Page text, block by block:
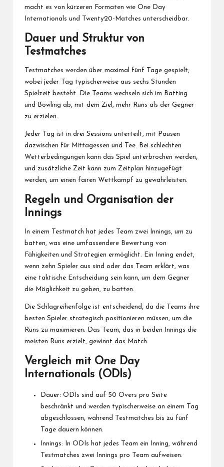
macht es von kürzeren Formaten wie One Day
International s und Twenty20-Matches unterscheidbar.
Dauer und Struktur von
Testmatches
Testmatches werden über maximal fünf Tage gespielt,
wobei jeder Tag typischerweise aus sechs Stunden
Spielzeit besteht. Die Teams wechseln sich im Batting
und Bowling ab, mit dem Ziel, mehr Runs als der Gegner
zu erzielen.
Jeder Tag ist in drei Sessions unterteilt, mit Pausen
dazwischen für Mittagessen und Tee. Bei schlechten
Wetterbedingungen kann das Spiel unterbrochen werden,
und zusätzliche Zeit kann zum Zeitplan hinzugefügt
werden, um einen fairen Wettkampf zu gewährleisten.
Regeln und Organisation der
Innings
In einem Testmatch hat jedes Team zwei Innings, um zu
batten, was eine umfassendere Bewertung von
Fähigkeiten und Strategien ermöglicht. Ein Inning endet,
wenn zehn Spieler aus sind oder das Team erklärt, was
eine taktische Entscheidung sein kann, um dem Gegner
die Möglichkeit zu geben, zu batten.
Die Schlagreihenfolge ist entscheidend, da die Teams ihre
besten Spieler strategisch positionieren müssen, um die
Runs zu maximieren. Das Team, das in beiden Innings die
meisten Runs erzielt, gewinnt das Match.
Vergleich mit One Day
Internationals (ODIs)
Dauer: ODIs sind auf 50 Overs pro Seite
beschränkt und werden typischerweise an einem Tag
abgeschlossen, während Testmatches bis zu fünf
Tage dauern können.
Innings: In ODIs hat jedes Team ein Inning, während
Testmatches zwei Innings pro Team aufweisen.